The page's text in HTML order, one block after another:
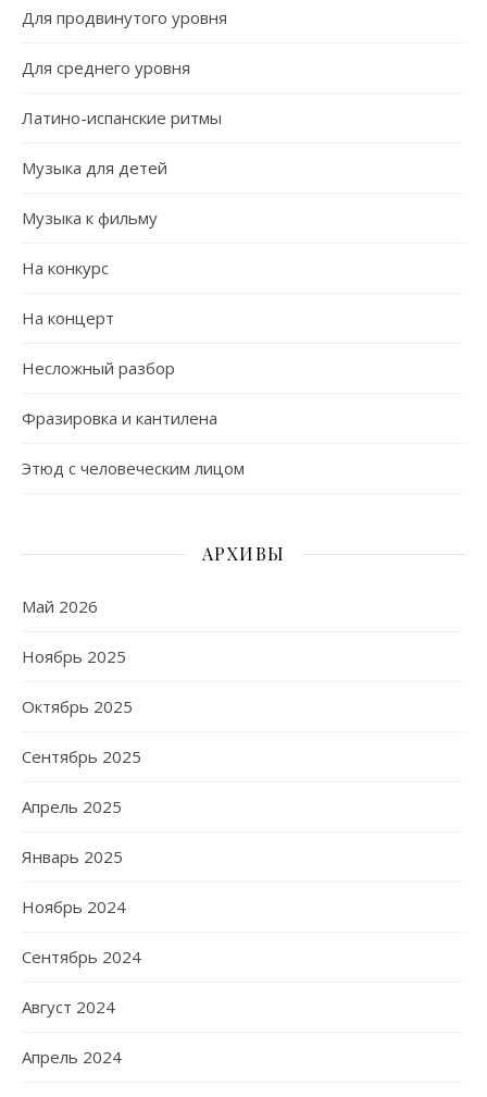
Для продвинутого уровня
Для среднего уровня
Латино-испанские ритмы
Музыка для детей
Музыка к фильму
На конкурс
На концерт
Несложный разбор
Фразировка и кантилена
Этюд с человеческим лицом
АРХИВЫ
Май 2026
Ноябрь 2025
Октябрь 2025
Сентябрь 2025
Апрель 2025
Январь 2025
Ноябрь 2024
Сентябрь 2024
Август 2024
Апрель 2024